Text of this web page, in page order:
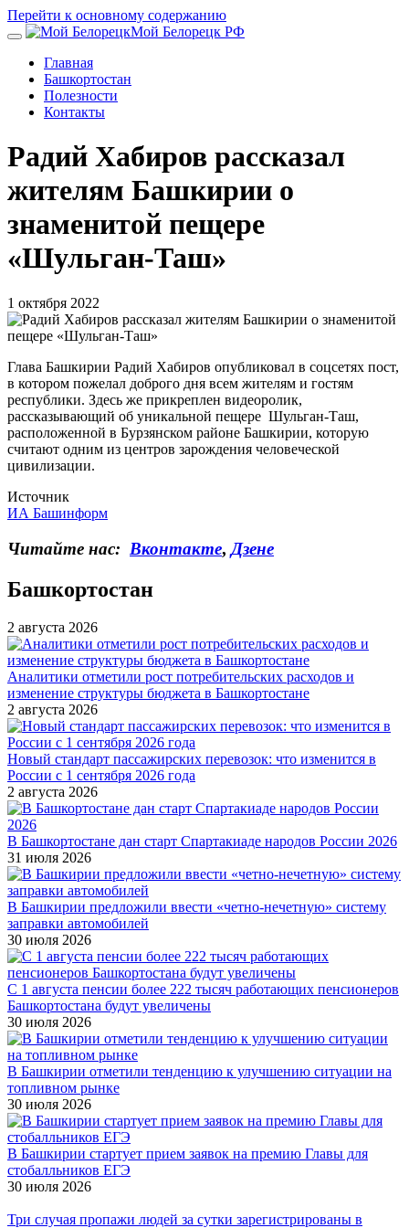
Перейти к основному содержанию
Мой Белорецк РФ
Главная
Башкортостан
Полезности
Контакты
Радий Хабиров рассказал
жителям Башкирии о
знаменитой пещере
«Шульган-Таш»
1 октября 2022
Глава Башкирии Радий Хабиров опубликовал в соцсетях пост,
в котором пожелал доброго дня всем жителям и гостям
республики. Здесь же прикреплен видеоролик,
рассказывающий об уникальной пещере Шульган-Таш,
расположенной в Бурзянском районе Башкирии, которую
считают одним из центров зарождения человеческой
цивилизации.
Источник
ИА Башинформ
Читайте нас: Вконтакте, Дзене
Башкортостан
2 августа 2026
Аналитики отметили рост потребительских расходов и
изменение структуры бюджета в Башкортостане
2 августа 2026
Новый стандарт пассажирских перевозок: что изменится в
России с 1 сентября 2026 года
2 августа 2026
В Башкортостане дан старт Спартакиаде народов России 2026
31 июля 2026
В Башкирии предложили ввести «четно-нечетную» систему
заправки автомобилей
30 июля 2026
С 1 августа пенсии более 222 тысяч работающих пенсионеров
Башкортостана будут увеличены
30 июля 2026
В Башкирии отметили тенденцию к улучшению ситуации на
топливном рынке
30 июля 2026
В Башкирии стартует прием заявок на премию Главы для
стобалльников ЕГЭ
30 июля 2026
Три случая пропажи людей за сутки зарегистрированы в